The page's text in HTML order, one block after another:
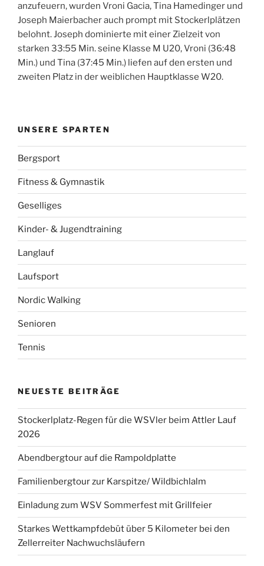
anzufeuern, wurden Vroni Gacia, Tina Hamedinger und
Joseph Maierbacher auch prompt mit Stockerlplätzen
belohnt. Joseph dominierte mit einer Zielzeit von
starken 33:55 Min. seine Klasse M U20, Vroni (36:48
Min.) und Tina (37:45 Min.) liefen auf den ersten und
zweiten Platz in der weiblichen Hauptklasse W20.
UNSERE SPARTEN
Bergsport
Fitness & Gymnastik
Geselliges
Kinder- & Jugendtraining
Langlauf
Laufsport
Nordic Walking
Senioren
Tennis
NEUESTE BEITRÄGE
Stockerlplatz-Regen für die WSVler beim Attler Lauf
2026
Abendbergtour auf die Rampoldplatte
Familienbergtour zur Karspitze/ Wildbichlalm
Einladung zum WSV Sommerfest mit Grillfeier
Starkes Wettkampfdebüt über 5 Kilometer bei den
Zellerreiter Nachwuchsläufern